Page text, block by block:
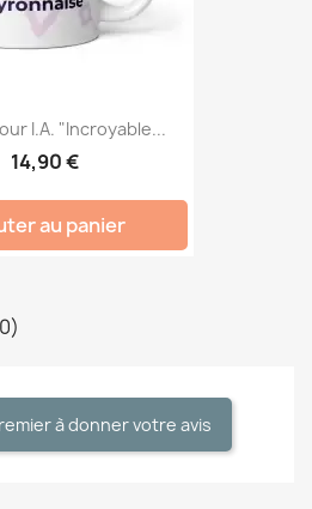
I.A. "Incroyable...
14,90 €
au panier
à donner votre avis